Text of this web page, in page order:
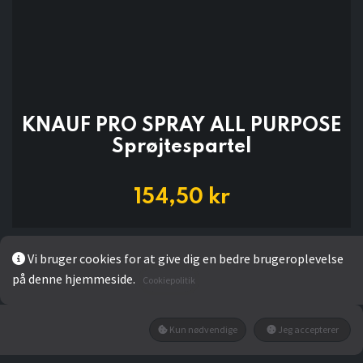
KNAUF PRO SPRAY ALL PURPOSE
Sprøjtespartel
154,50 kr
Add to wishlist
Få besked når den tilbage på lager
Vi bruger cookies for at give dig en bedre brugeroplevelse
på denne hjemmeside.
Cookiepolitik
Kun nødvendige Jeg accepterer